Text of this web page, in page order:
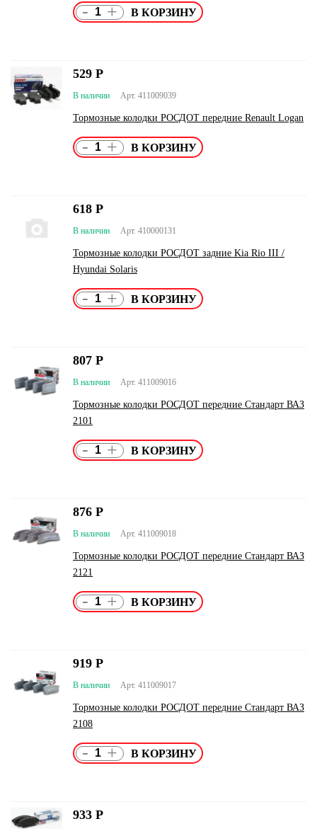
- +
Арт. 411009039
В наличии
Тормозные колодки РОСДОТ передние Renault Logan
529 Р
- +
Арт. 410000131
В наличии
Тормозные колодки РОСДОТ задние Kia Rio III /
Hyundai Solaris
618 Р
- +
Арт. 411009016
В наличии
Тормозные колодки РОСДОТ передние Стандарт ВАЗ
2101
807 Р
- +
Арт. 411009018
В наличии
Тормозные колодки РОСДОТ передние Стандарт ВАЗ
2121
876 Р
- +
Арт. 411009017
В наличии
Тормозные колодки РОСДОТ передние Стандарт ВАЗ
2108
919 Р
- +
933 Р